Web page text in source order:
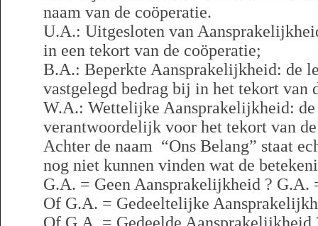
naam van de coöperatie.
U.A.: Uitgesloten van
in een tekort van de coöperatie;
B.A.: Beperkte Aansprakelijkheid: de
vastgelegd bedrag bij in het tekort van
W.A.: Wettelijke Aansprakelijkheid:
verantwoordelijk voor het tekort van
Achter de naam “Ons Belang” staat
nog niet kunnen vinden wat de
G.A. = Geen Aansprakelijkheid ? G.A.
Of G.A. = Gedeeltelijke